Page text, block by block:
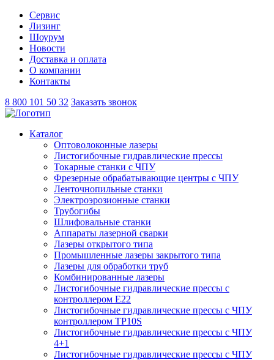
Сервис
Лизинг
Шоурум
Новости
Доставка и оплата
О компании
Контакты
8 800 101 50 32 Заказать звонок
Каталог
Оптоволоконные лазеры
Листогибочные гидравлические прессы
Токарные станки с ЧПУ
Фрезерные обрабатывающие центры с ЧПУ
Ленточнопильные станки
Электроэрозионные станки
Трубогибы
Шлифовальные станки
Аппараты лазерной сварки
Лазеры открытого типа
Промышленные лазеры закрытого типа
Лазеры для обработки труб
Комбинированные лазеры
Листогибочные гидравлические прессы с
контроллером E22
Листогибочные гидравлические прессы с ЧПУ
контроллером TP10S
Листогибочные гидравлические прессы с ЧПУ
4+1
Листогибочные гидравлические прессы с ЧПУ